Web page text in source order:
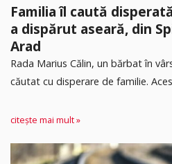
Familia îl caută
a dispărut aseară, din
Arad
Rada Marius Călin, un bărbat în
căutat cu disperare de familie.
citește mai mult »